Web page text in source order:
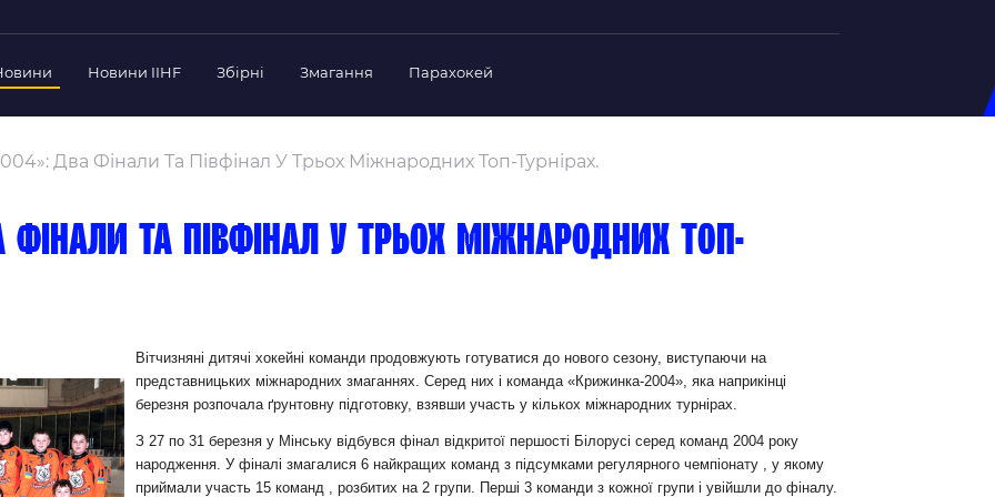
Федерації
документи
Федерації
Новини IIHF Збірні
Склад Збірної
Календар Матчів
Склад Збірної
Календар Матчів
Тренерський Штаб
Календар Матчів
Тренерський Штаб
Календар Матчів
Змагання Парахокей
Два Фінали Та Півфінал У Трьох Міжнародних Топ-Турнірах.
та півфінал у трьох міжнародних топ-
Вітчизняні дитячі хокейні команди продовжують готуватися до нового сезону, виступаючи на
представницьких міжнародних змаганнях. Серед них і команда «Крижинка-2004», яка наприкінці
березня розпочала ґрунтовну підготовку, взявши участь у кількох міжнародних турнірах.
З 27 по 31 березня у Мінську відбувся фінал відкритої першості Білорусі серед команд 2004 року
народження. У фіналі змагалися 6 найкращих команд з підсумками регулярного чемпіонату , у якому
приймали участь 15 команд , розбитих на 2 групи. Перші 3 команди з кожної групи і увійшли до фіналу.